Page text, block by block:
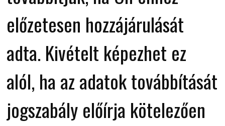
előzetesen hozzájárulását
adta. Kivételt képezhet ez
alól, ha az adatok továbbítását
jogszabály előírja kötelezően